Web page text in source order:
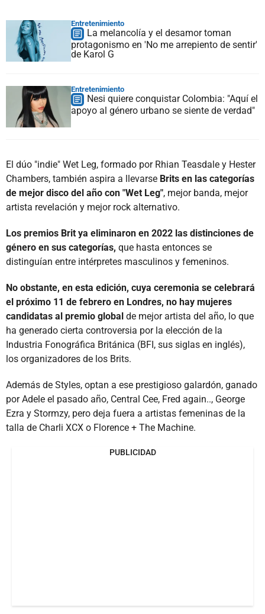
Entretenimiento
La melancolía y el desamor toman
protagonismo en 'No me arrepiento de sentir'
de Karol G
Entretenimiento
Nesi quiere conquistar Colombia: "Aquí el
apoyo al género urbano se siente de verdad"
El dúo "indie" Wet Leg, formado por Rhian Teasdale y Hester
Chambers, también aspira a llevarse Brits en las categorías
de mejor disco del año con "Wet Leg", mejor banda, mejor
artista revelación y mejor rock alternativo.
Los premios Brit ya eliminaron en 2022 las distinciones de
género en sus categorías, que hasta entonces se
distinguían entre intérpretes masculinos y femeninos.
No obstante, en esta edición, cuya ceremonia se celebrará
el próximo 11 de febrero en Londres, no hay mujeres
candidatas al premio global de mejor artista del año, lo que
ha generado cierta controversia por la elección de la
Industria Fonográfica Británica (BFI, sus siglas en inglés),
los organizadores de los Brits.
Además de Styles, optan a ese prestigioso galardón, ganado
por Adele el pasado año, Central Cee, Fred again.., George
Ezra y Stormzy, pero deja fuera a artistas femeninas de la
talla de Charli XCX o Florence + The Machine.
PUBLICIDAD